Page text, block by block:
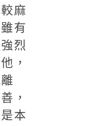
麻
有
烈
，
，
本